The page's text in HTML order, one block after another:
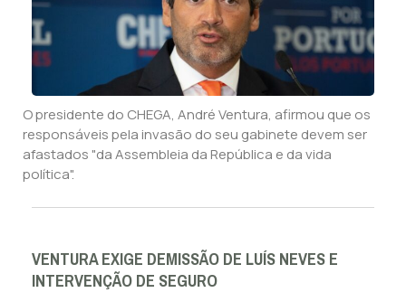
O presidente do CHEGA, André Ventura, afirmou que os
responsáveis pela invasão do seu gabinete devem ser
afastados "da Assembleia da República e da vida
política".
VENTURA EXIGE DEMISSÃO DE LUÍS NEVES E
INTERVENÇÃO DE SEGURO